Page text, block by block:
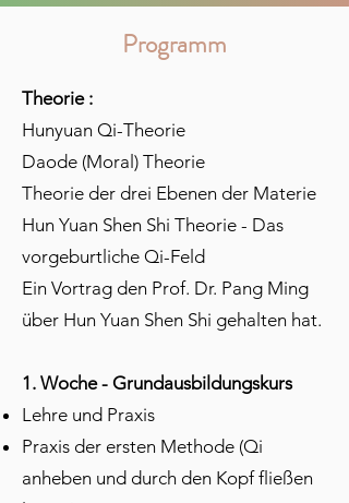
Programm
Theorie :
Hunyuan Qi-Theorie
Daode (Moral) Theorie
Theorie der drei Ebenen der Materie
Hun Yuan Shen Shi Theorie - Das
vorgeburtliche Qi-Feld
Ein Vortrag den Prof. Dr. Pang Ming
über Hun Yuan Shen Shi gehalten hat.
1. Woche - Grundausbildungskurs
Lehre und Praxis
Praxis der ersten Methode (Qi
anheben und durch den Kopf fließen